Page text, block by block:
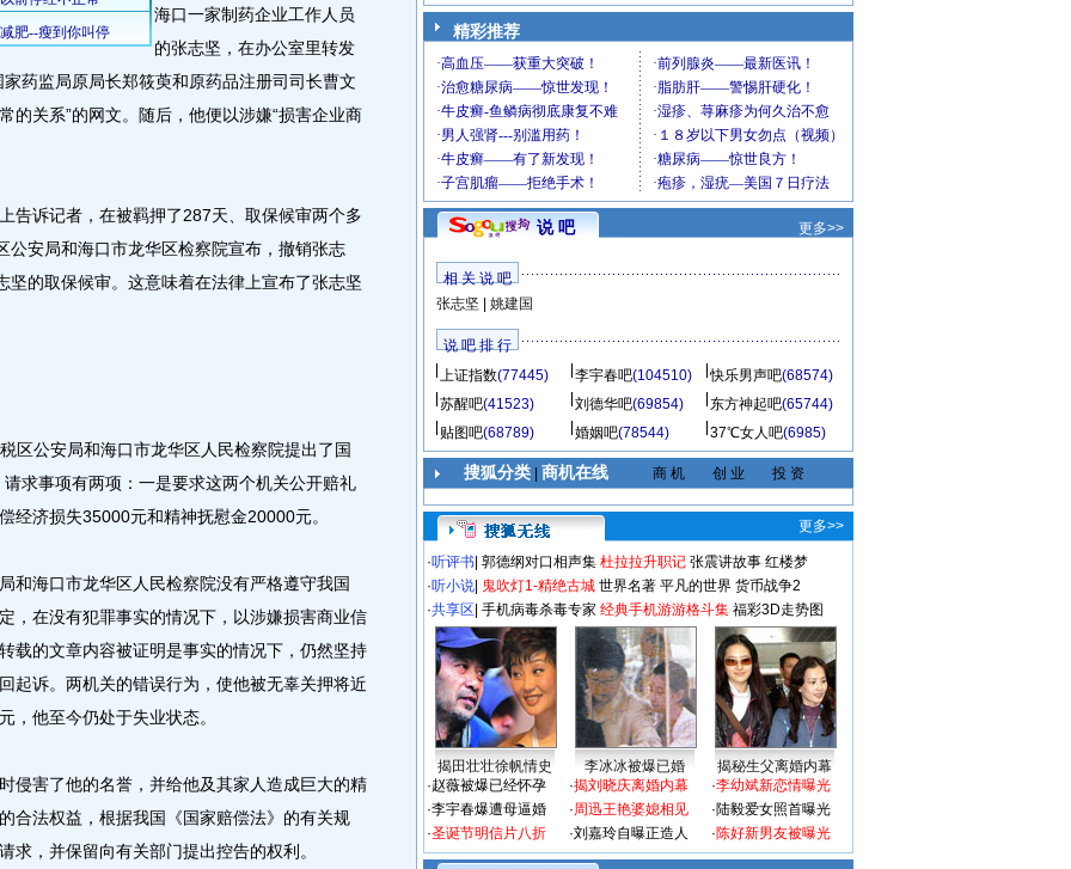
海口一家制药企业工作人员
的张志坚，在办公室里转发
药监局原局长郑筱萸和原药品注册司司长曹文
的关系”的网文。随后，他便以涉嫌“损害企业商
诉记者，在被羁押了287天、取保候审两个多
公安局和海口市龙华区检察院宣布，撤销张志
坚的取保候审。这意味着在法律上宣布了张志坚
公安局和海口市龙华区人民检察院提出了国
求事项有两项：一是要求这两个机关公开赔礼
经济损失35000元和精神抚慰金20000元。
海口市龙华区人民检察院没有严格遵守我国
，在没有犯罪事实的情况下，以涉嫌损害商业信
载的文章内容被证明是事实的情况下，仍然坚持
起诉。两机关的错误行为，使他被无辜关押将近
，他至今仍处于失业状态。
害了他的名誉，并给他及其家人造成巨大的精
合法权益，根据我国《国家赔偿法》的有关规
求，并保留向有关部门提出控告的权利。
精彩推荐
说 吧 更多>>
相 关 说 吧
张志坚
姚建国
说 吧 排 行
上证指数(77445) 李宇春吧(104510) 快乐男声吧(68574)
苏醒吧(41523) 刘德华吧(69854) 东方神起吧(65744)
贴图吧(68789) 婚姻吧(78544) 37℃女人吧(6985)
搜狐分类| 商机在线 商 机 创 业 投 资
更多>>
·听评书 郭德纲对口相声集 杜拉拉升职记 张震讲故事 红楼梦
·听小说 鬼吹灯1-精绝古城 世界名著 平凡的世界 货币战争2
·共享区 手机病毒杀毒专家 经典手机游游格斗集 福彩3D走势图
揭田壮壮徐帆情史 李冰冰被爆已婚
揭秘生父离婚内幕
·赵薇被爆已经怀孕
·李宇春爆遭母逼婚
·圣诞节明信片八折
·揭刘晓庆离婚内幕
·周迅王艳婆媳相见
·刘嘉玲自曝正造人
·李幼斌新恋情曝光
·陆毅爱女照首曝光
·陈好新男友被曝光